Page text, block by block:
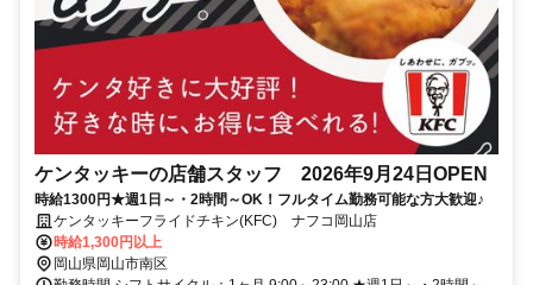
ケンタッキーの店舗スタッフ 2026年9月24日OPEN
時給1300円★週1日～・2時間～OK！フルタイム勤務可能な方大歓迎♪
ケンタッキーフライドチキン(KFC) ナフコ岡山店
時給1,300円以上
岡山県岡山市南区